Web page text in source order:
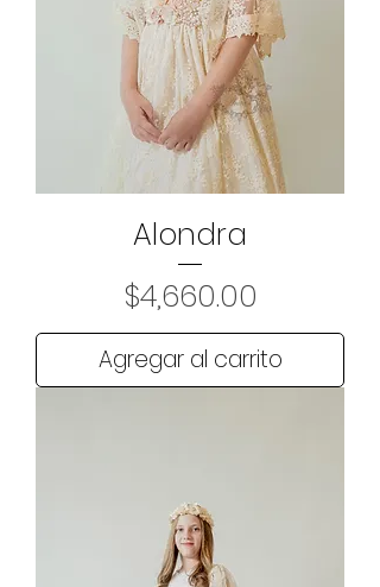
Alondra
Precio
$4,660.00
Agregar al carrito